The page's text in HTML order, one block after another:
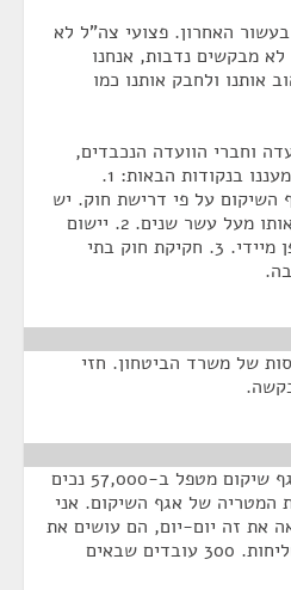
האחרון. פצועי צה"ל לא
לא מבקשים נדבות, אנחנו
אותנו ולחבק אותנו כמו
וחברי הוועדה הנכבדים,
אנחנו מבקשים מכם לפעול למעננו בנקודות הבאות: 1.
השיקום על פי דרישת חוק. יש
חוק כזה, פשוט לא ממלאים אותו מעל עשר שנים. 2. יישום
המלצות ועדת בן ראובן באופן מיידי. 3. חקיקת חוק בתי
של משרד הביטחון. חזי
שלום, אדוני היושב-ראש. אגף שיקום מטפל ב-57,000 נכים
המטריה של אגף השיקום. אני
את זה יום-יום, הם עושים את
זה במסירות, מתוך תחושת שליחות. 300 עובדים שבאים